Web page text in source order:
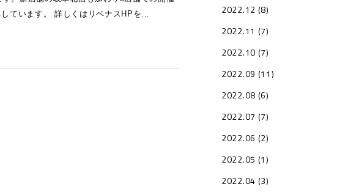
ています。 詳しくはリベナスHPを…
2022.12 (8)
2022.11 (7)
2022.10 (7)
2022.09 (11)
2022.08 (6)
2022.07 (7)
2022.06 (2)
2022.05 (1)
2022.04 (3)